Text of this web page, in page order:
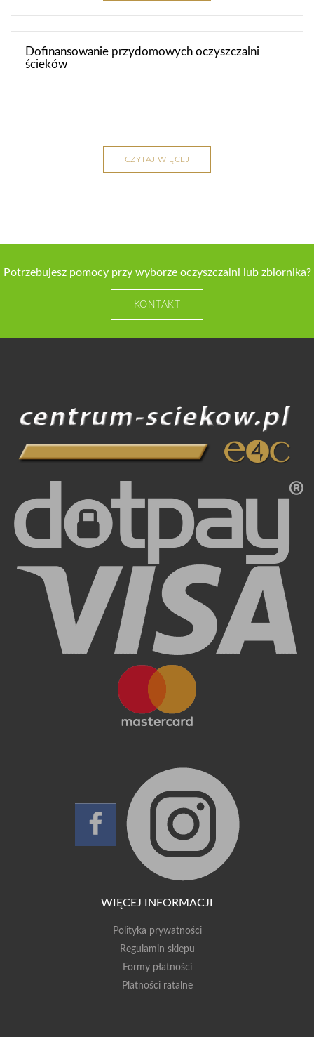
Dofinansowanie przydomowych oczyszczalni
ścieków
CZYTAJ WIĘCEJ
Potrzebujesz pomocy przy wyborze oczyszczalni lub zbiornika?
KONTAKT
WIĘCEJ INFORMACJI
Polityka prywatności
Regulamin sklepu
Formy płatności
Platności ratalne